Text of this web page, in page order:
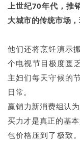
上世纪70年代，推
大城市的传统市场
他们还将烹饪演示
个电视节目极度匮
主妇们每天守候的
日常。
赢销力新消费组认
买力才是真正的基
包价格压到了极致